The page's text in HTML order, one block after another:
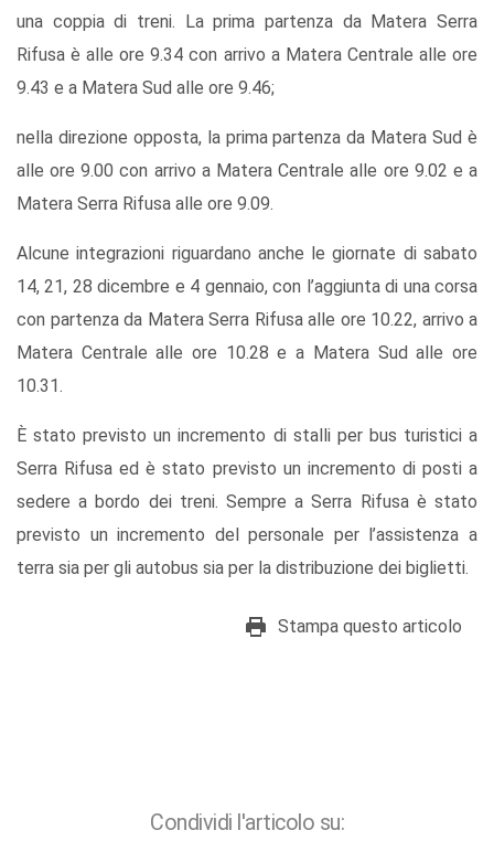
una coppia di treni. La prima partenza da Matera Serra
Rifusa è alle ore 9.34 con arrivo a Matera Centrale alle ore
9.43 e a Matera Sud alle ore 9.46;
nella direzione opposta, la prima partenza da Matera Sud è
alle ore 9.00 con arrivo a Matera Centrale alle ore 9.02 e a
Matera Serra Rifusa alle ore 9.09.
Alcune integrazioni riguardano anche le giornate di sabato
14, 21, 28 dicembre e 4 gennaio, con l’aggiunta di una corsa
con partenza da Matera Serra Rifusa alle ore 10.22, arrivo a
Matera Centrale alle ore 10.28 e a Matera Sud alle ore
10.31.
È stato previsto un incremento di stalli per bus turistici a
Serra Rifusa ed è stato previsto un incremento di posti a
sedere a bordo dei treni. Sempre a Serra Rifusa è stato
previsto un incremento del personale per l’assistenza a
terra sia per gli autobus sia per la distribuzione dei biglietti.
Stampa questo articolo
Condividi l'articolo su: